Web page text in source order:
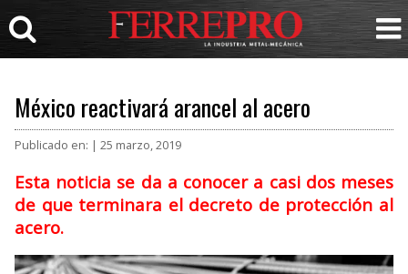
México reactivará arancel al acero
Publicado en: | 25 marzo, 2019
Esta noticia se da a conocer a casi dos meses
de que terminara el decreto de protección al
acero.